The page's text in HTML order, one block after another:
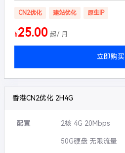
CN2优化 建站优化 原生IP
¥25.00 起/ 月
立即购买
香港CN2优化 2H4G
配置 2核 4G 20Mbps
50G硬盘 无限流量